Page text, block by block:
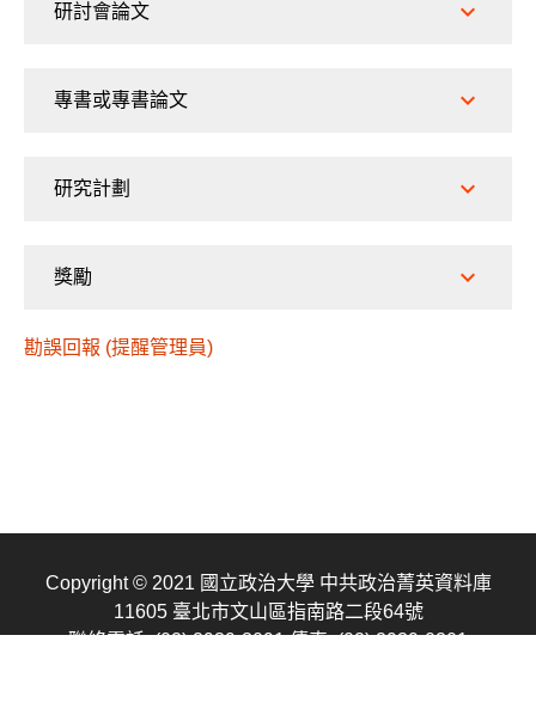
研討會論文
專書或專書論文
研究計劃
獎勵
勘誤回報 (提醒管理員)
Copyright © 2021 國立政治大學 中共政治菁英資料庫
11605 臺北市文山區指南路二段64號
聯絡電話: (02) 2939-3091 傳真: (02) 2939-0201